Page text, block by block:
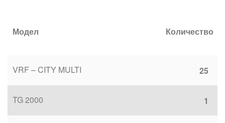
Модел Количество
VRF – CITY MULTI 25
TG 2000 1